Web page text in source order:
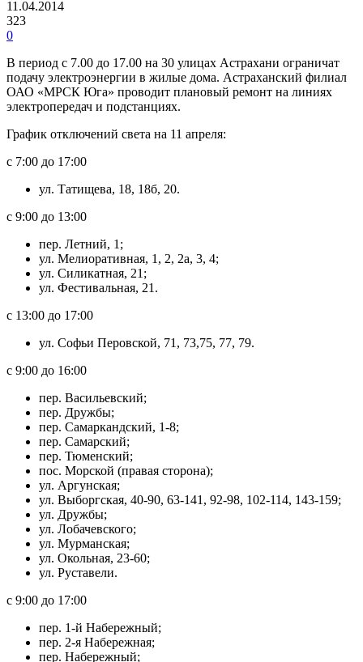
11.04.2014
323
0
В период с 7.00 до 17.00 на 30 улицах Астрахани ограничат
подачу электроэнергии в жилые дома. Астраханский филиал
ОАО «МРСК Юга» проводит плановый ремонт на линиях
электропередач и подстанциях.
График отключений света на 11 апреля:
с 7:00 до 17:00
ул. Татищева, 18, 18б, 20.
с 9:00 до 13:00
пер. Летний, 1;
ул. Мелиоративная, 1, 2, 2а, 3, 4;
ул. Силикатная, 21;
ул. Фестивальная, 21.
с 13:00 до 17:00
ул. Софьи Перовской, 71, 73,75, 77, 79.
с 9:00 до 16:00
пер. Васильевский;
пер. Дружбы;
пер. Самаркандский, 1-8;
пер. Самарский;
пер. Тюменский;
пос. Морской (правая сторона);
ул. Аргунская;
ул. Выборгская, 40-90, 63-141, 92-98, 102-114, 143-159;
ул. Дружбы;
ул. Лобачевского;
ул. Мурманская;
ул. Окольная, 23-60;
ул. Руставели.
с 9:00 до 17:00
пер. 1-й Набережный;
пер. 2-я Набережная;
пер. Набережный;